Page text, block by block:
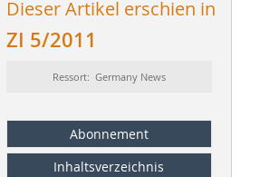
Dieser Artikel erschien in
ZI 5/2011
Ressort: Germany News
Abonnement
Inhaltsverzeichnis